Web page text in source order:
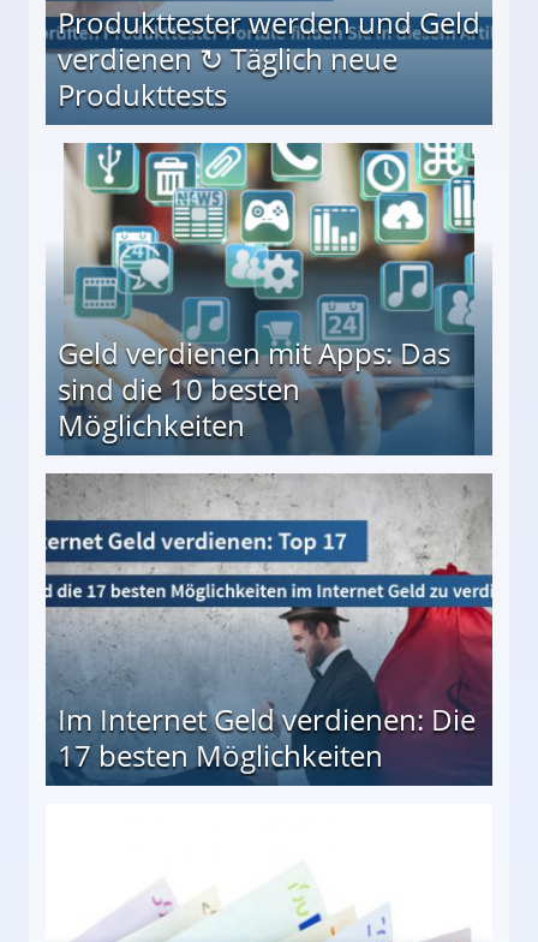
Produkttester werden und Geld
verdienen ↻ Täglich neue
Produkttests
↻ Täglich neue Produkttests
Geld verdienen mit Apps: Das
sind die 10 besten
Möglichkeiten
besten Möglichkeiten
Im Internet Geld verdienen: Die
17 besten Möglichkeiten